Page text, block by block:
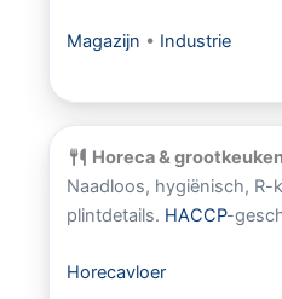
Magazijn • Industrie
Horeca &
Naadloos, hygiënisch, R-
plintdetails. HACCP-
Horecavloer